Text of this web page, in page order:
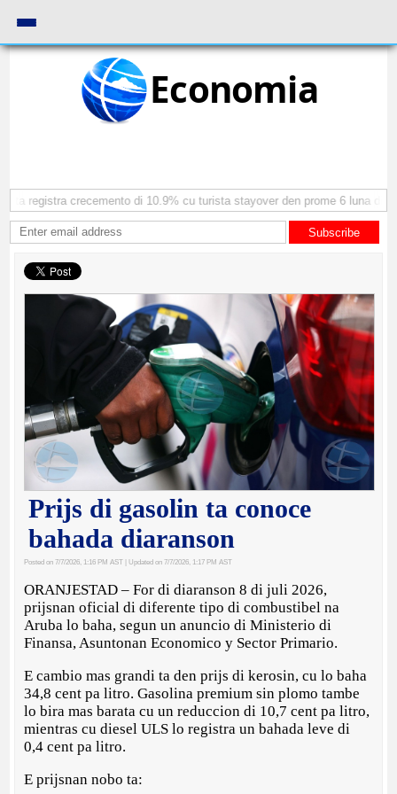
Economia
ta registra crecemento di 10.9% cu turista stayover den prome 6 luna di
Subscribe
Prijs di gasolin ta conoce
bahada diaranson
Posted on 7/7/2026, 1:16 PM AST | Updated on 7/7/2026, 1:17 PM AST
ORANJESTAD – For di diaranson 8 di juli 2026,
prijsnan oficial di diferente tipo di combustibel na
Aruba lo baha, segun un anuncio di Ministerio di
Finansa, Asuntonan Economico y Sector Primario.
E cambio mas grandi ta den prijs di kerosin, cu lo baha
34,8 cent pa litro. Gasolina premium sin plomo tambe
lo bira mas barata cu un reduccion di 10,7 cent pa litro,
mientras cu diesel ULS lo registra un bahada leve di
0,4 cent pa litro.
E prijsnan nobo ta: